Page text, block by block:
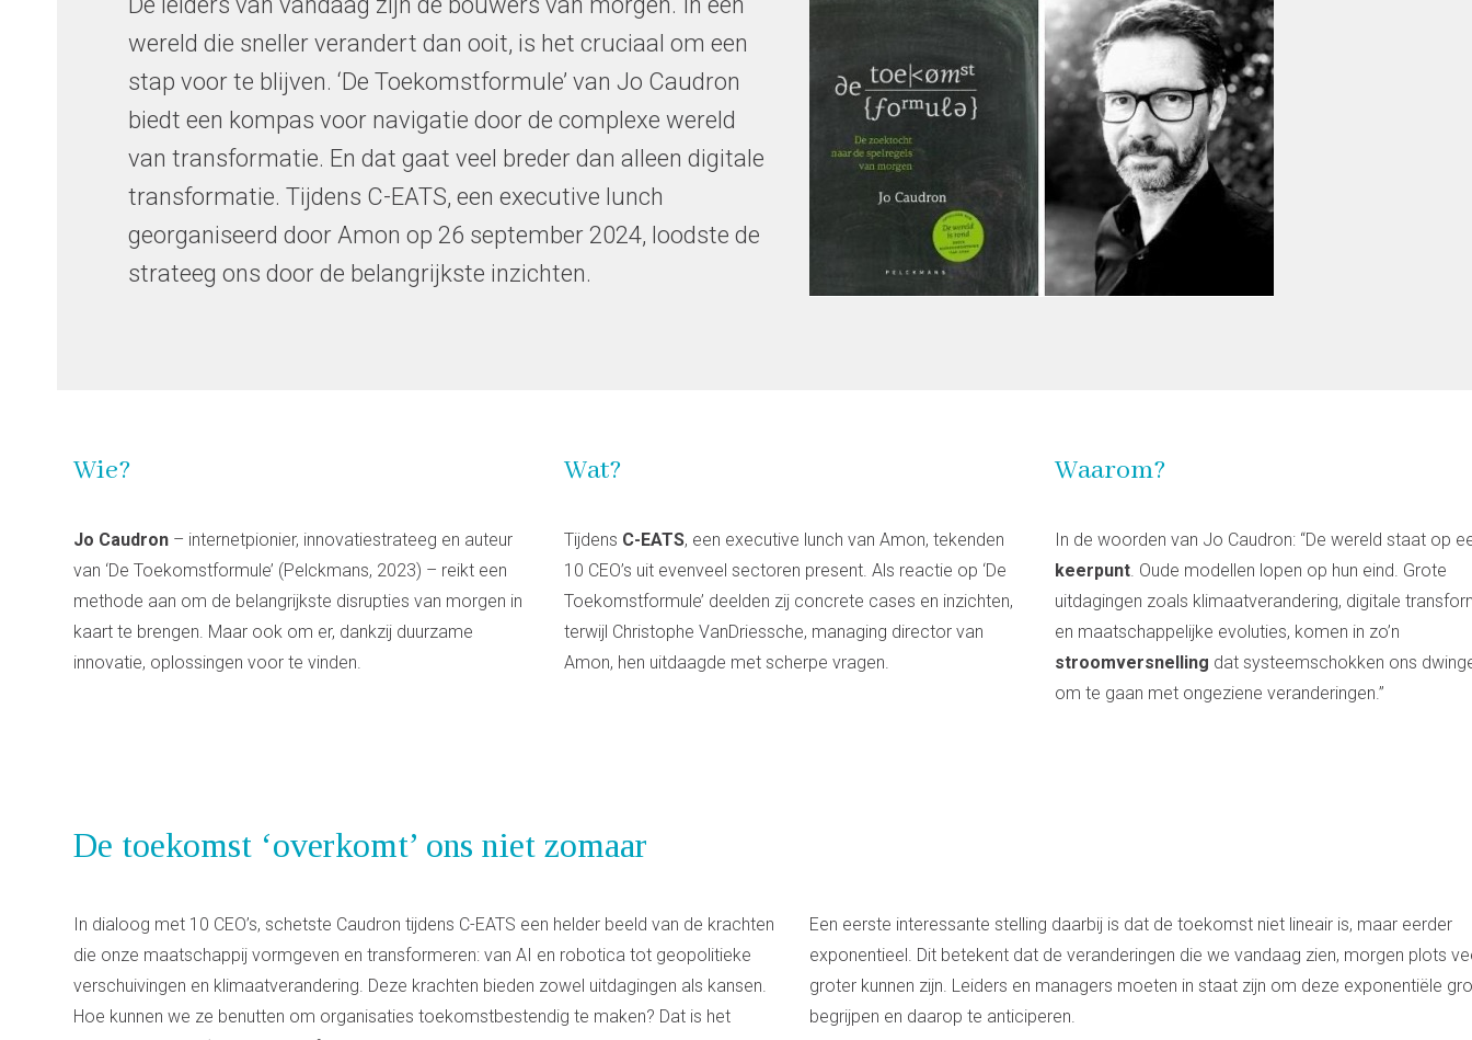
wereld die sneller verandert dan ooit, is het cruciaal om een
stap voor te blijven. ‘De Toekomstformule’ van Jo Caudron
biedt een kompas voor navigatie door de complexe wereld
van transformatie. En dat gaat veel breder dan alleen digitale
transformatie. Tijdens C-EATS, een executive lunch
georganiseerd door Amon op 26 september 2024, loodste de
strateeg ons door de belangrijkste inzichten.
Wie?
Jo Caudron – internetpionier, innovatiestrateeg en auteur
van ‘De Toekomstformule’ (Pelckmans, 2023) – reikt een
methode aan om de belangrijkste disrupties van morgen in
kaart te brengen. Maar ook om er, dankzij duurzame
innovatie, oplossingen voor te vinden.
Wat?
Tijdens C-EATS, een executive lunch van Amon, tekenden
10 CEO’s uit evenveel sectoren present. Als reactie op ‘De
Toekomstformule’ deelden zij concrete cases en inzichten,
terwijl Christophe VanDriessche, managing director van
Amon, hen uitdaagde met scherpe vragen.
Waarom?
In de woorden van Jo Caudron: “De wereld staat op
keerpunt. Oude modellen lopen op hun eind. Grote
uitdagingen zoals klimaatverandering, digitale
en maatschappelijke evoluties, komen in zo’n
stroomversnelling dat systeemschokken ons
om te gaan met ongeziene veranderingen.”
De toekomst ‘overkomt’ ons niet zomaar
In dialoog met 10 CEO’s, schetste Caudron tijdens C-EATS een helder beeld van de krachten
die onze maatschappij vormgeven en transformeren: van AI en robotica tot geopolitieke
verschuivingen en klimaatverandering. Deze krachten bieden zowel uitdagingen als kansen.
Hoe kunnen we ze benutten om organisaties toekomstbestendig te maken? Dat is het
Een eerste interessante stelling daarbij is dat de toekomst niet lineair is, maar eerder
exponentieel. Dit betekent dat de veranderingen die we vandaag zien, morgen plots
groter kunnen zijn. Leiders en managers moeten in staat zijn om deze exponentiële
begrijpen en daarop te anticiperen.